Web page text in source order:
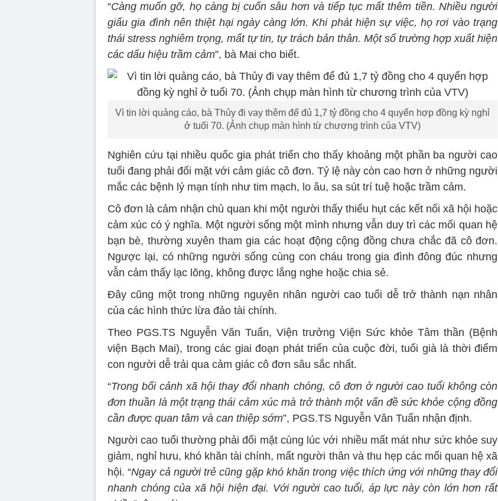
“Càng muốn gỡ, họ càng bị cuốn sâu hơn và tiếp tục mất thêm tiền. Nhiều người
giấu gia đình nên thiệt hại ngày càng lớn. Khi phát hiện sự việc, họ rơi vào trạng
thái stress nghiêm trọng, mất tự tin, tự trách bản thân. Một số trường hợp xuất hiện
các dấu hiệu trầm cảm”, bà Mai cho biết.
Vì tin lời quảng cáo, bà Thủy đi vay thêm để đủ 1,7 tỷ đồng cho 4 quyển hợp đồng kỳ nghỉ
ở tuổi 70. (Ảnh chụp màn hình từ chương trình của VTV)
Nghiên cứu tại nhiều quốc gia phát triển cho thấy khoảng một phần ba người cao
tuổi đang phải đối mặt với cảm giác cô đơn. Tỷ lệ này còn cao hơn ở những người
mắc các bệnh lý mạn tính như tim mạch, lo âu, sa sút trí tuệ hoặc trầm cảm.
Cô đơn là cảm nhận chủ quan khi một người thấy thiếu hụt các kết nối xã hội hoặc
cảm xúc có ý nghĩa. Một người sống một mình nhưng vẫn duy trì các mối quan hệ
bạn bè, thường xuyên tham gia các hoạt động cộng đồng chưa chắc đã cô đơn.
Ngược lại, có những người sống cùng con cháu trong gia đình đông đúc nhưng
vẫn cảm thấy lạc lõng, không được lắng nghe hoặc chia sẻ.
Đây cũng một trong những nguyên nhân người cao tuổi dễ trở thành nạn nhân
của các hình thức lừa đảo tài chính.
Theo PGS.TS Nguyễn Văn Tuấn, Viện trưởng Viện Sức khỏe Tâm thần (Bệnh
viện Bạch Mai), trong các giai đoạn phát triển của cuộc đời, tuổi già là thời điểm
con người dễ trải qua cảm giác cô đơn sâu sắc nhất.
“Trong bối cảnh xã hội thay đổi nhanh chóng, cô đơn ở người cao tuổi không còn
đơn thuần là một trạng thái cảm xúc mà trở thành một vấn đề sức khỏe cộng đồng
cần được quan tâm và can thiệp sớm”, PGS.TS Nguyễn Văn Tuấn nhận định.
Người cao tuổi thường phải đối mặt cùng lúc với nhiều mất mát như sức khỏe suy
giảm, nghỉ hưu, khó khăn tài chính, mất người thân và thu hẹp các mối quan hệ xã
hội. “Ngay cả người trẻ cũng gặp khó khăn trong việc thích ứng với những thay đổi
nhanh chóng của xã hội hiện đại. Với người cao tuổi, áp lực này còn lớn hơn rất